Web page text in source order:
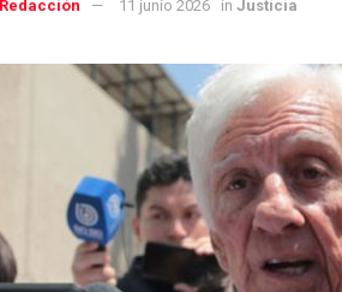
Redacción 11 junio 2026 in Justicia